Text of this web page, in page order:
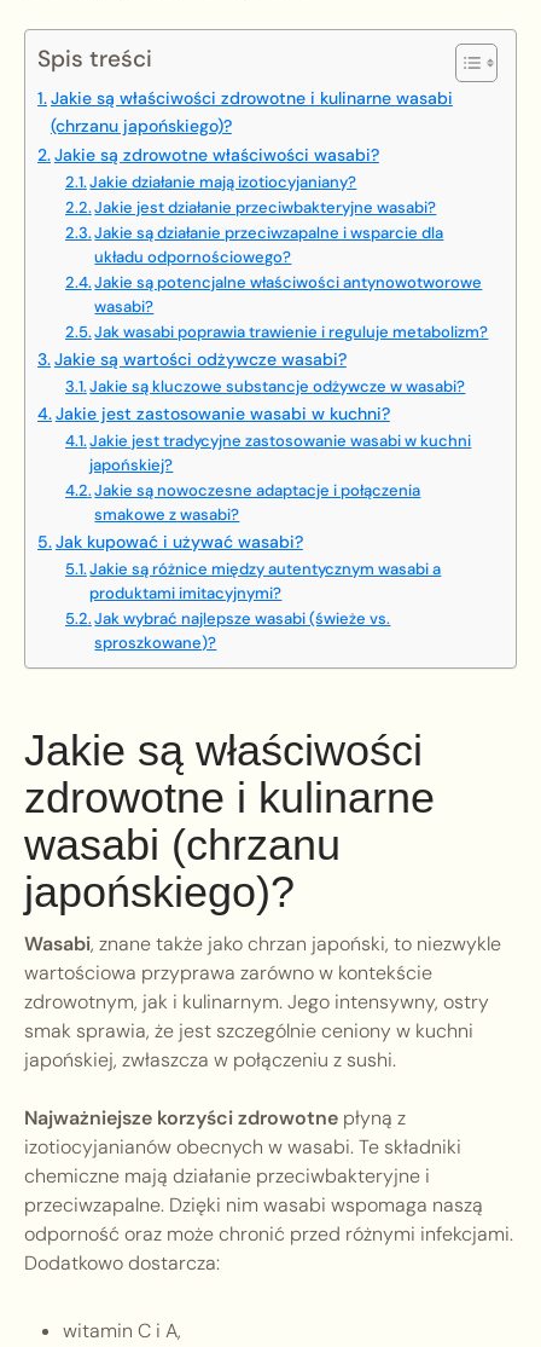
Spis treści
Jakie są właściwości zdrowotne i kulinarne wasabi
(chrzanu japońskiego)?
Jakie są zdrowotne właściwości wasabi?
Jakie działanie mają izotiocyjaniany?
Jakie jest działanie przeciwbakteryjne wasabi?
Jakie są działanie przeciwzapalne i wsparcie dla
układu odpornościowego?
Jakie są potencjalne właściwości antynowotworowe
wasabi?
Jak wasabi poprawia trawienie i reguluje metabolizm?
Jakie są wartości odżywcze wasabi?
Jakie są kluczowe substancje odżywcze w wasabi?
Jakie jest zastosowanie wasabi w kuchni?
Jakie jest tradycyjne zastosowanie wasabi w kuchni
japońskiej?
Jakie są nowoczesne adaptacje i połączenia
smakowe z wasabi?
Jak kupować i używać wasabi?
Jakie są różnice między autentycznym wasabi a
produktami imitacyjnymi?
Jak wybrać najlepsze wasabi (świeże vs.
sproszkowane)?
Jakie są właściwości
zdrowotne i kulinarne
wasabi (chrzanu
japońskiego)?
Wasabi, znane także jako chrzan japoński, to niezwykle
wartościowa przyprawa zarówno w kontekście
zdrowotnym, jak i kulinarnym. Jego intensywny, ostry
smak sprawia, że jest szczególnie ceniony w kuchni
japońskiej, zwłaszcza w połączeniu z sushi.
Najważniejsze korzyści zdrowotne płyną z
izotiocyjanianów obecnych w wasabi. Te składniki
chemiczne mają działanie przeciwbakteryjne i
przeciwzapalne. Dzięki nim wasabi wspomaga naszą
odporność oraz może chronić przed różnymi infekcjami.
Dodatkowo dostarcza:
witamin C i A,